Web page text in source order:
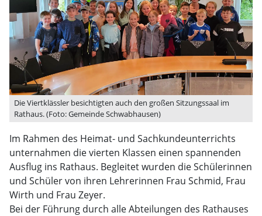
Die Viertklässler besichtigten auch den großen Sitzungssaal im
Rathaus. (Foto: Gemeinde Schwabhausen)
Im Rahmen des Heimat- und Sachkundeunterrichts
unternahmen die vierten Klassen einen spannenden
Ausflug ins Rathaus. Begleitet wurden die Schülerinnen
und Schüler von ihren Lehrerinnen Frau Schmid, Frau
Wirth und Frau Zeyer.
Bei der Führung durch alle Abteilungen des Rathauses